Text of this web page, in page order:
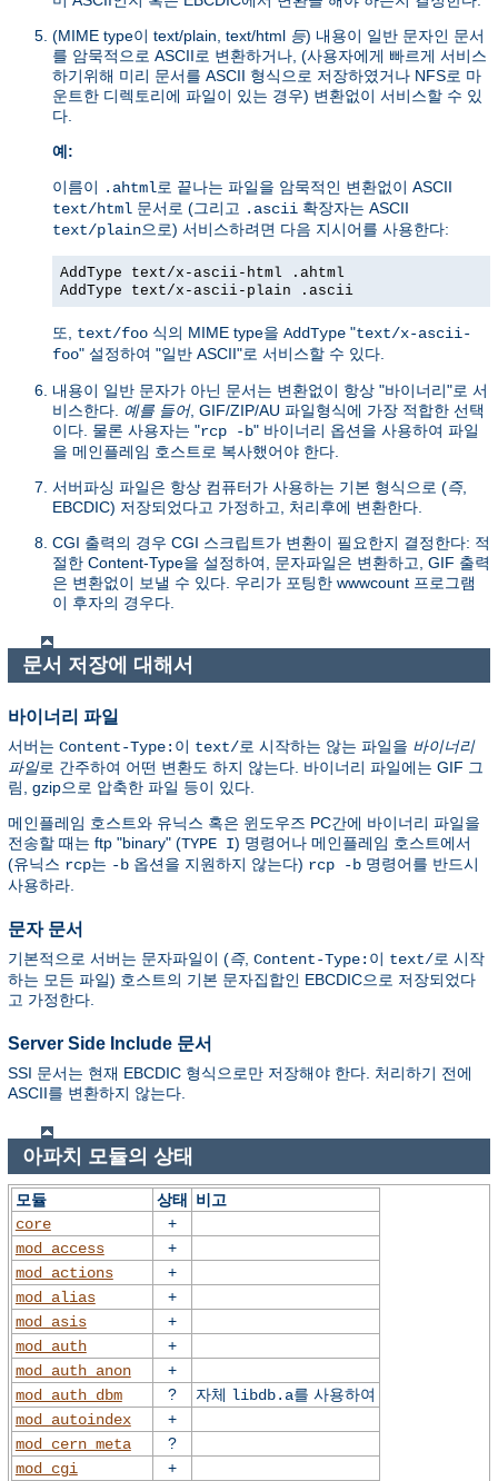
(MIME type이 text/plain, text/html 등) 내용이 일반 문자인 문서
를 암묵적으로 ASCII로 변환하거나, (사용자에게 빠르게 서비스
하기위해 미리 문서를 ASCII 형식으로 저장하였거나 NFS로 마
운트한 디렉토리에 파일이 있는 경우) 변환없이 서비스할 수 있
다.
예:
이름이 .ahtml로 끝나는 파일을 암묵적인 변환없이 ASCII
text/html 문서로 (그리고 .ascii 확장자는 ASCII
text/plain으로) 서비스하려면 다음 지시어를 사용한다:
AddType text/x-ascii-html .ahtml
AddType text/x-ascii-plain .ascii
또, text/foo 식의 MIME type을 AddType "text/x-ascii-
foo" 설정하여 "일반 ASCII"로 서비스할 수 있다.
내용이 일반 문자가 아닌 문서는 변환없이 항상 "바이너리"로 서
비스한다. 예를 들어, GIF/ZIP/AU 파일형식에 가장 적합한 선택
이다. 물론 사용자는 "rcp -b" 바이너리 옵션을 사용하여 파일
을 메인플레임 호스트로 복사했어야 한다.
서버파싱 파일은 항상 컴퓨터가 사용하는 기본 형식으로 (즉,
EBCDIC) 저장되었다고 가정하고, 처리후에 변환한다.
CGI 출력의 경우 CGI 스크립트가 변환이 필요한지 결정한다: 적
절한 Content-Type을 설정하여, 문자파일은 변환하고, GIF 출력
은 변환없이 보낼 수 있다. 우리가 포팅한 wwwcount 프로그램
이 후자의 경우다.
문서 저장에 대해서
바이너리 파일
서버는 Content-Type: 이 text/로 시작하는 않는 파일을 바이너리
파일로 간주하여 어떤 변환도 하지 않는다. 바이너리 파일에는 GIF 그
림, gzip으로 압축한 파일 등이 있다.
메인플레임 호스트와 유닉스 혹은 윈도우즈 PC간에 바이너리 파일을
전송할 때는 ftp "binary" (TYPE I) 명령어나 메인플레임 호스트에서
(유닉스 rcp는 -b 옵션을 지원하지 않는다) rcp -b 명령어를 반드시
사용하라.
문자 문서
기본적으로 서버는 문자파일이 (즉, Content-Type: 이 text/로 시작
하는 모든 파일) 호스트의 기본 문자집합인 EBCDIC으로 저장되었다
고 가정한다.
Server Side Include 문서
SSI 문서는 현재 EBCDIC 형식으로만 저장해야 한다. 처리하기 전에
ASCII를 변환하지 않는다.
아파치 모듈의 상태
모듈 상태
비고
core
+
mod_access
+
mod_actions
+
mod_alias
+
mod_asis
+
mod_auth
+
mod_auth_anon
+
mod_auth_dbm
? 자체 libdb.a를 사용하여
mod_autoindex
+
mod_cern_meta
?
mod_cgi
+